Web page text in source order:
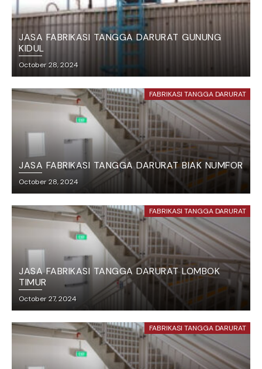
JASA FABRIKASI TANGGA DARURAT GUNUNG
KIDUL
October 28, 2024
FABRIKASI TANGGA DARURAT
JASA FABRIKASI TANGGA DARURAT BIAK NUMFOR
October 28, 2024
FABRIKASI TANGGA DARURAT
JASA FABRIKASI TANGGA DARURAT LOMBOK
TIMUR
October 27, 2024
FABRIKASI TANGGA DARURAT